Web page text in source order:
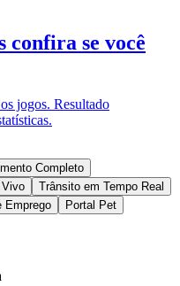
confira se você
jogos. Resultado
Completo
Vivo
Trânsito em Tempo Real
Emprego
Portal Pet